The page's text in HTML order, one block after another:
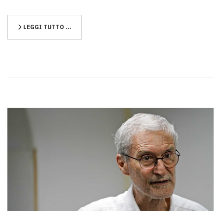
LEGGI TUTTO …